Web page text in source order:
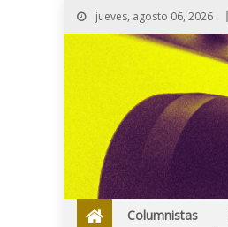
jueves, agosto 06, 2026
Columnistas